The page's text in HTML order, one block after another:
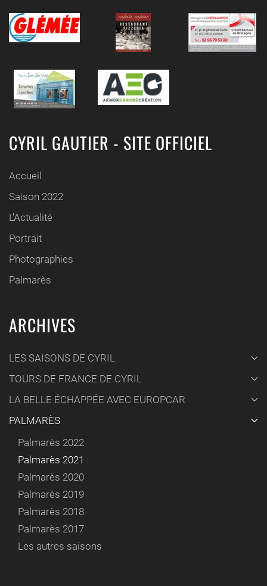
CYRIL GAUTIER - SITE OFFICIEL
Accueil
Saison 2022
L'Actualité
Portrait
Photographies
Palmarès
ARCHIVES
LES SAISONS DE CYRIL
TOURS DE FRANCE DE CYRIL
LA BELLE ÉCHAPPÉE AVEC EUROPCAR
PALMARÈS
Palmarès 2022
Palmarès 2021
Palmarès 2020
Palmarès 2019
Palmarès 2018
Palmarès 2017
Les autres saisons